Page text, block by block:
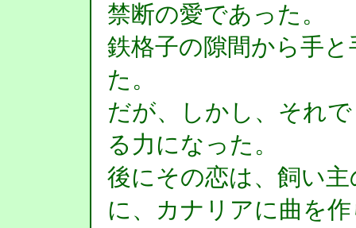
禁断の愛であった。
鉄格子の隙間から手
た。
だが、しかし、それ
る力になった。
後にその恋は、飼い
に、カナリアに曲を